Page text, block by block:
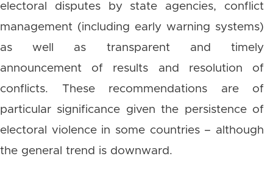
electoral disputes by state agencies, conflict
management (including early warning systems)
as well as transparent and timely
announcement of results and resolution of
conflicts. These recommendations are of
particular significance given the persistence of
electoral violence in some countries – although
the general trend is downward.